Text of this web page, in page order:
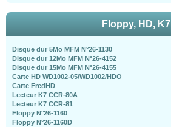
Floppy, HD, K7
Disque dur 5Mo MFM N°26-1130
Disque dur 12Mo MFM N°26-4152
Disque dur 15Mo MFM N°26-4155
Carte HD WD1002-05/WD1002/HDO
Carte FredHD
Lecteur K7 CCR-80A
Lecteur K7 CCR-81
Floppy N°26-1160
Floppy N°26-1160D